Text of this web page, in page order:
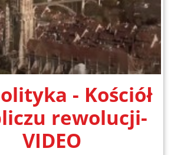
- Kościół
rewolucji-
VIDEO